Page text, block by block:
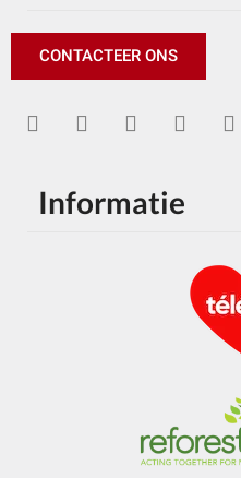
CONTACTEER ONS
Informatie